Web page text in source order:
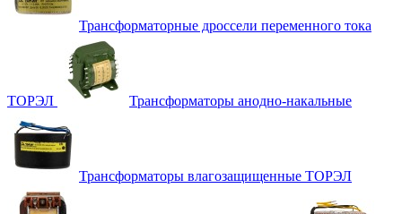
Трансформаторные дроссели переменного тока
ТОРЭЛ Трансформаторы анодно-накальные
Трансформаторы влагозащищенные ТОРЭЛ